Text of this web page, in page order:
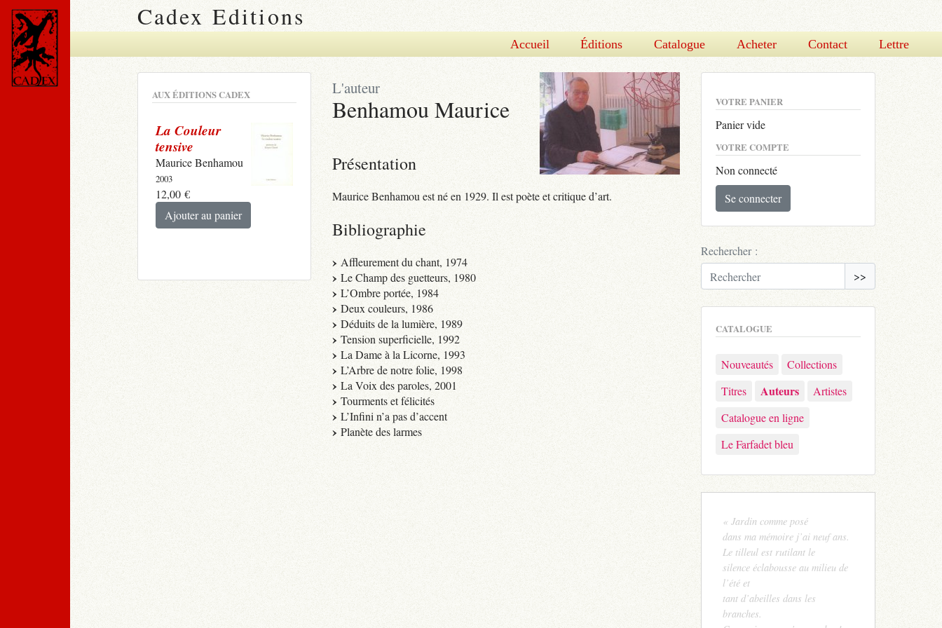
Cadex Editions
Accueil Éditions Catalogue Acheter Contact Lettre
L'auteur
Benhamou Maurice
Présentation
Maurice Benhamou est né en 1929. Il est poète et critique d’art.
Bibliographie
Affleurement du chant, 1974
Le Champ des guetteurs, 1980
L’Ombre portée, 1984
Deux couleurs, 1986
Déduits de la lumière, 1989
Tension superficielle, 1992
La Dame à la Licorne, 1993
L’Arbre de notre folie, 1998
La Voix des paroles, 2001
Tourments et félicités
L’Infini n’a pas d’accent
Planète des larmes
VOTRE PANIER
Panier vide
VOTRE COMPTE
Non connecté
Se connecter
Rechercher :
>>
CATALOGUE
Nouveautés
Collections
Titres
Auteurs
Artistes
Catalogue en ligne
Le Farfadet bleu
« Jardin comme posé
dans ma mémoire j’ai neuf ans.
Le tilleul est rutilant le
silence éclabousse au milieu de
l’été et
tant d’abeilles dans les
branches.
AUX ÉDITIONS CADEX
La Couleur
tensive
Maurice Benhamou
2003
12,00 €
Ajouter au panier